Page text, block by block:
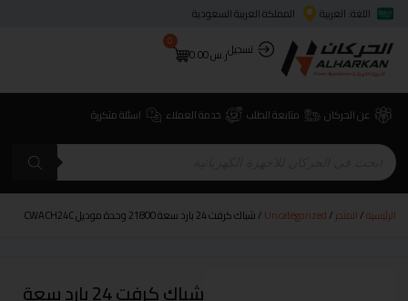
اللغة: العربية
المملكة العربية السعودية
تسجيلر.س0.00
0
عن الحركان متابعة الطلب خدمة العملاء اسئلة متكررة
الرئيسية/المتجر/
Uncategorized/ شباك كرفت 24 بارد سعة 21800 وحدة موديل CWACH24C
شباك كرفت 24 بارد سعة